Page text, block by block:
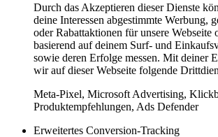
Durch das Akzeptieren dieser Dienste
deine Interessen abgestimmte Werbung,
oder Rabattaktionen für unsere Webseite
basierend auf deinem Surf- und
sowie deren Erfolge messen. Mit deiner
wir auf dieser Webseite folgende
Meta-Pixel, Microsoft Advertising,
Produktempfehlungen, Ads Defender
Erweitertes Conversion-Tracking